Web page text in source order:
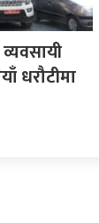
धरौटीमा